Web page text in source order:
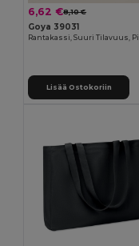
6,62 €8,10 €
Goya 39031
Lisää Ostokoriin